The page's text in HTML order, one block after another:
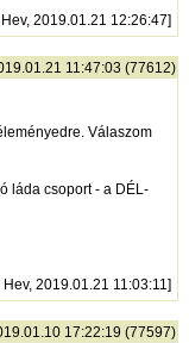
2019.01.21 12:26:47]
11:47:03 (77612)
Válaszom
láda csoport - a DÉL-
2019.01.21 11:03:11]
17:22:19 (77597)